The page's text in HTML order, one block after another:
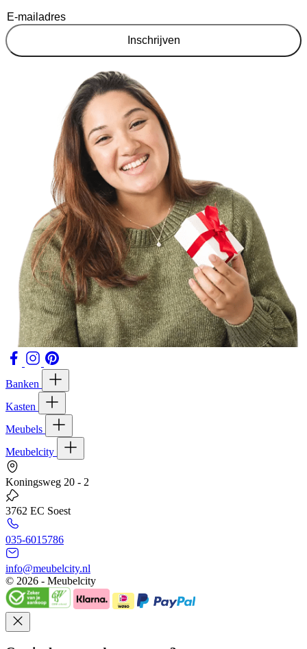
Inschrijven
Banken
Kasten
Meubels
Meubelcity
Koningsweg 20 - 2
3762 EC Soest
035-6015786
info@meubelcity.nl
© 2026 - Meubelcity